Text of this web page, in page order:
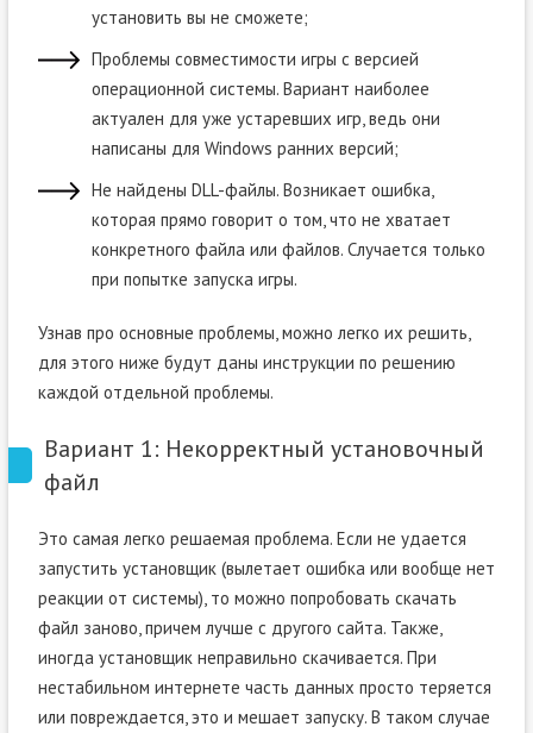
установить вы не сможете;
Проблемы совместимости игры с версией
операционной системы. Вариант наиболее
актуален для уже устаревших игр, ведь они
написаны для Windows ранних версий;
Не найдены DLL-файлы. Возникает ошибка,
которая прямо говорит о том, что не хватает
конкретного файла или файлов. Случается только
при попытке запуска игры.
Узнав про основные проблемы, можно легко их решить,
для этого ниже будут даны инструкции по решению
каждой отдельной проблемы.
Вариант 1: Некорректный установочный
файл
Это самая легко решаемая проблема. Если не удается
запустить установщик (вылетает ошибка или вообще нет
реакции от системы), то можно попробовать скачать
файл заново, причем лучше с другого сайта. Также,
иногда установщик неправильно скачивается. При
нестабильном интернете часть данных просто теряется
или повреждается, это и мешает запуску. В таком случае